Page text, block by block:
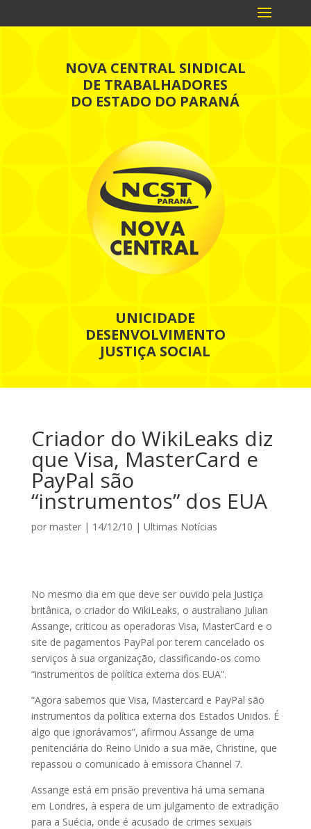
NOVA CENTRAL SINDICAL
DE TRABALHADORES
DO ESTADO DO PARANÁ
UNICIDADE
DESENVOLVIMENTO
JUSTIÇA SOCIAL
Criador do WikiLeaks diz
que Visa, MasterCard e
PayPal são
“instrumentos” dos EUA
por master| 14/12/10 | Ultimas Notícias
No mesmo dia em que deve ser ouvido pela Justiça
britânica, o criador do WikiLeaks, o australiano Julian
Assange, criticou as operadoras Visa, MasterCard e o
site de pagamentos PayPal por terem cancelado os
serviços à sua organização, classificando-os como
“instrumentos de política externa dos EUA”.
“Agora sabemos que Visa, Mastercard e PayPal são
instrumentos da política externa dos Estados Unidos. É
algo que ignorávamos”, afirmou Assange de uma
penitenciária do Reino Unido a sua mãe, Christine, que
repassou o comunicado à emissora Channel 7.
Assange está em prisão preventiva há uma semana
em Londres, à espera de um julgamento de extradição
para a Suécia, onde é acusado de crimes sexuais